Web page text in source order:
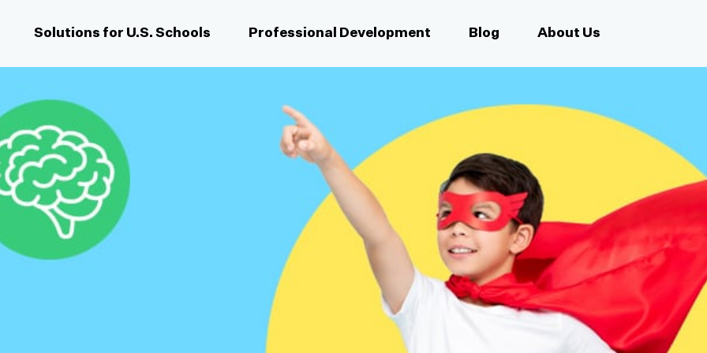
Solutions for U.S. Schools Professional Development Blog About Us